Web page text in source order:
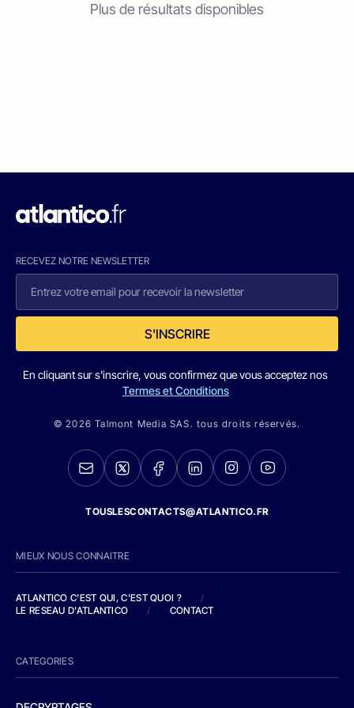
Plus de résultats disponibles
RECEVEZ NOTRE NEWSLETTER
S'INSCRIRE
En cliquant sur s'inscrire, vous confirmez que vous acceptez nos
Termes et Conditions
© 2026 Talmont Media SAS. tous droits réservés.
TOUSLESCONTACTS@ATLANTICO.FR
MIEUX NOUS CONNAITRE
ATLANTICO C'EST QUI, C'EST QUOI ?
/
LE RESEAU D'ATLANTICO
/ CONTACT
CATEGORIES